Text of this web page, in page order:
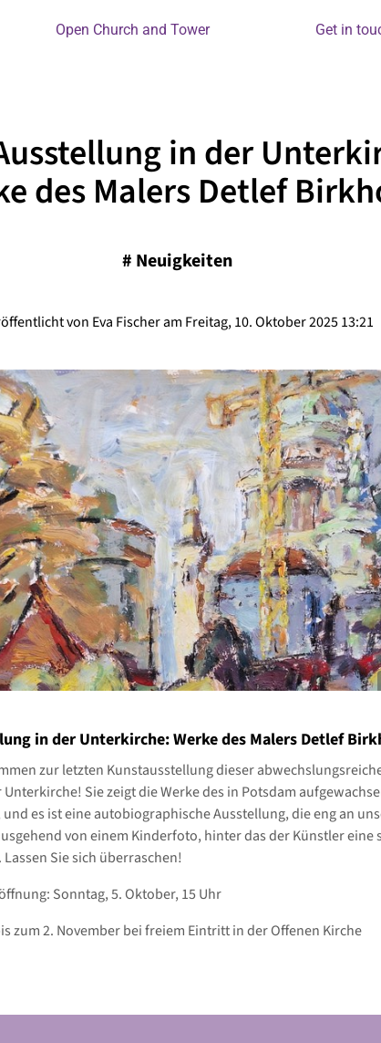
Open Church and Tower Get in
in der
des Malers Detlef
# Neuigkeiten
von Eva Fischer am Freitag, 10. Oktober 2025 13:21
in der Unterkirche: Werke des Malers Detlef
zur letzten Kunstausstellung dieser
Sie zeigt die Werke des in Potsdam
es ist eine autobiographische Ausstellung, die eng an
von einem Kinderfoto, hinter das der Künstler eine
Sie sich überraschen!
Sonntag, 5. Oktober, 15 Uhr
zum 2. November bei freiem Eintritt in der Offenen Kirche